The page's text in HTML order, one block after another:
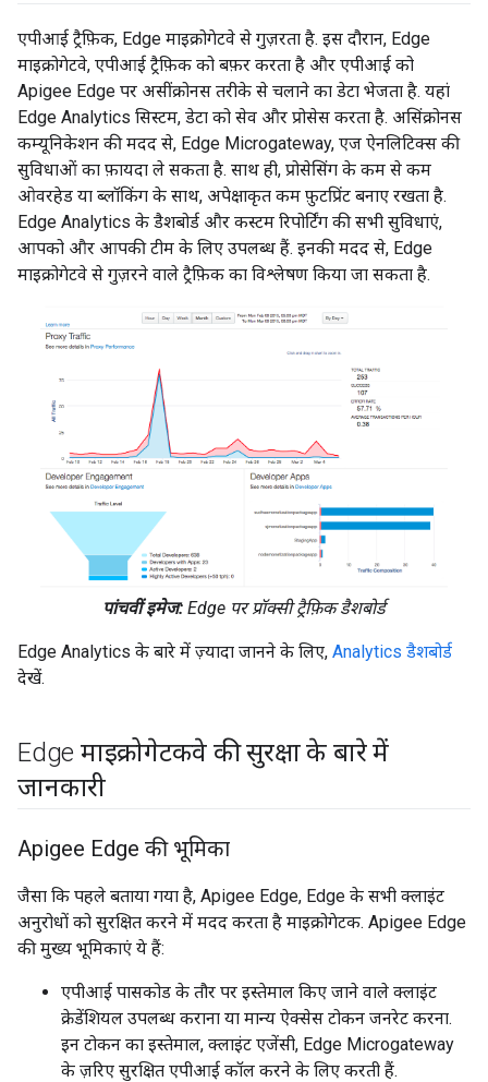
एपीआई ट्रैफ़िक, Edge माइक्रोगेटवे से गुज़रता है. इस दौरान, Edge
माइक्रोगेटवे, एपीआई ट्रैफ़िक को बफ़र करता है और एपीआई को
Apigee Edge पर असींक्रोनस तरीके से चलाने का डेटा भेजता है. यहां
Edge Analytics सिस्टम, डेटा को सेव और प्रोसेस करता है. असिंक्रोनस
कम्यूनिकेशन की मदद से, Edge Microgateway, एज ऐनलिटिक्स की
सुविधाओं का फ़ायदा ले सकता है. साथ ही, प्रोसेसिंग के कम से कम
ओवरहेड या ब्लॉकिंग के साथ, अपेक्षाकृत कम फ़ुटप्रिंट बनाए रखता है.
Edge Analytics के डैशबोर्ड और कस्टम रिपोर्टिंग की सभी सुविधाएं,
आपको और आपकी टीम के लिए उपलब्ध हैं. इनकी मदद से, Edge
माइक्रोगेटवे से गुज़रने वाले ट्रैफ़िक का विश्लेषण किया जा सकता है.
पांचवीं इमेज: Edge पर प्रॉक्सी ट्रैफ़िक डैशबोर्ड
Edge Analytics के बारे में ज़्यादा जानने के लिए, Analytics डैशबोर्ड
देखें.
Edge माइक्रोगेटकवे की सुरक्षा के बारे में
जानकारी
Apigee Edge की भूमिका
जैसा कि पहले बताया गया है, Apigee Edge, Edge के सभी क्लाइंट
अनुरोधों को सुरक्षित करने में मदद करता है माइक्रोगेटक. Apigee Edge
की मुख्य भूमिकाएं ये हैं:
एपीआई पासकोड के तौर पर इस्तेमाल किए जाने वाले क्लाइंट
क्रेडेंशियल उपलब्ध कराना या मान्य ऐक्सेस टोकन जनरेट करना.
इन टोकन का इस्तेमाल, क्लाइंट एजेंसी, Edge Microgateway
के ज़रिए सुरक्षित एपीआई कॉल करने के लिए करती हैं.